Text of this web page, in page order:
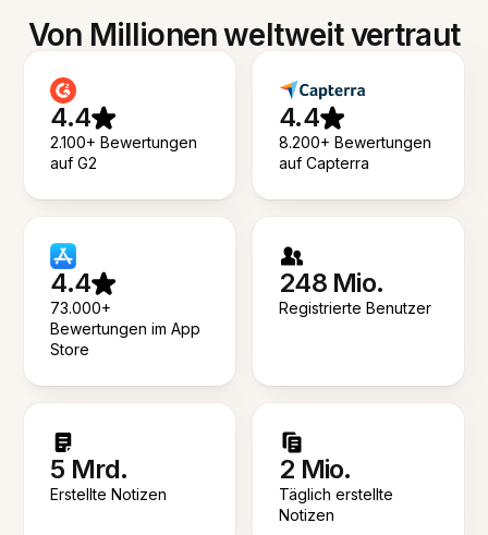
Von Millionen weltweit vertraut
4.4
2.100+ Bewertungen
auf G2
4.4
8.200+ Bewertungen
auf Capterra
4.4
73.000+
Bewertungen im App
Store
248 Mio.
Registrierte Benutzer
5 Mrd.
Erstellte Notizen
2 Mio.
Täglich erstellte
Notizen